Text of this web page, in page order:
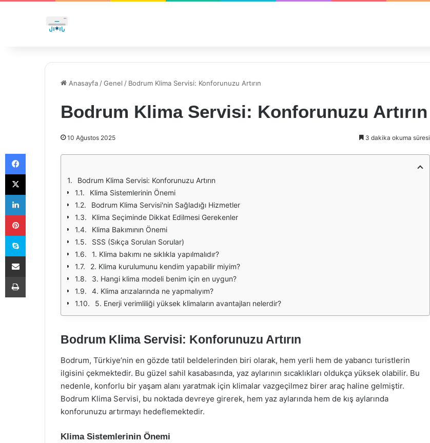
Anasayfa /Genel / Bodrum Klima Servisi: Konforunuzu Artırın
Bodrum Klima Servisi: Konforunuzu Artırın
10 Ağustos 2025 3 dakika okuma süresi
Bodrum Klima Servisi: Konforunuzu Artırın
Klima Sistemlerinin Önemi
Bodrum Klima Servisi'nin Sağladığı Hizmetler
Klima Seçiminde Dikkat Edilmesi Gerekenler
Klima Bakımının Önemi
SSS (Sıkça Sorulan Sorular)
1. Klima bakımı ne sıklıkla yapılmalıdır?
2. Klima kurulumunu kendim yapabilir miyim?
3. Hangi klima modeli benim için en uygun?
4. Klima arızalarında ne yapmalıyım?
5. Enerji verimliliği yüksek klimaların avantajları nelerdir?
Bodrum Klima Servisi: Konforunuzu Artırın
Bodrum, Türkiye’nin en gözde tatil beldelerinden biri olarak, hem yerli hem de yabancı turistlerin
ilgisini çekmektedir. Bu güzel sahil kasabasında, yaz aylarının sıcaklıkları oldukça yüksek olabilir. Bu
nedenle, konforlu bir yaşam alanı yaratmak için klimalar vazgeçilmez birer araç haline gelmiştir.
Bodrum Klima Servisi, bu noktada devreye girerek, hem yaz aylarında hem de kış aylarında
konforunuzu artırmayı hedeflemektedir.
Klima Sistemlerinin Önemi
Facebook
X
LinkedIn
Pinterest
Skype
E-Posta ile paylaş